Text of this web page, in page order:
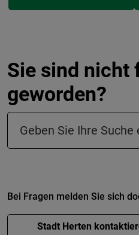
Sie sind nicht
geworden?
Suchfeld in der Fußzeile
Bei Fragen melden Sie sich
Stadt Herten